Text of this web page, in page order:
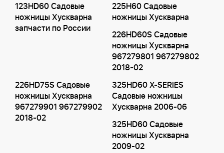
123HD60 Садовые
ножницы Хускварна
запчасти по России
225H60 Садовые
ножницы Хускварна
226HD60S Садовые
ножницы Хускварна
967279801 967279802
2018-02
226HD75S Садовые
ножницы Хускварна
967279901 967279902
2018-02
325HD60 X-SERIES
Садовые ножницы
Хускварна 2006-06
325HD60 Садовые
ножницы Хускварна
2009-02